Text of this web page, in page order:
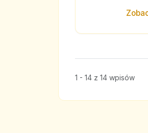
1 - 14 z 14 wpisów